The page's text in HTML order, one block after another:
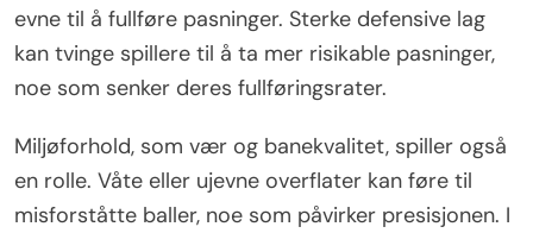
evne til å fullføre pasninger. Sterke defensive lag
kan tvinge spillere til å ta mer risikable pasninger,
noe som senker deres fullføringsrater.
Miljøforhold, som vær og banekvalitet, spiller også
en rolle. Våte eller ujevne overflater kan føre til
misforståtte baller, noe som påvirker presisjonen. I